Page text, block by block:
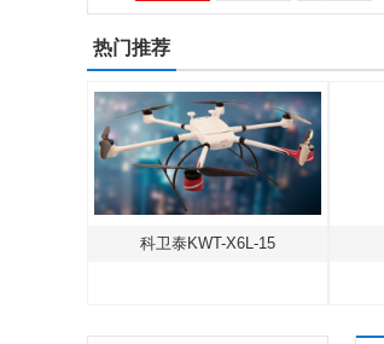
热门推荐
科卫泰KWT-X6L-15